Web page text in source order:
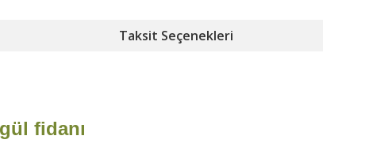
Taksit Seçenekleri
fidanı